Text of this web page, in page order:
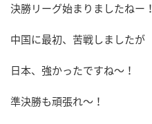
決勝リーグ始まりましたねー！
中国に最初、苦戦しましたが
日本、強かったですね～！
準決勝も頑張れ～！